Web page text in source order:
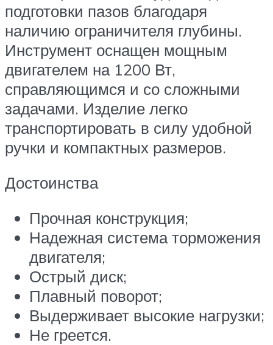
подготовки пазов благодаря
наличию ограничителя глубины.
Инструмент оснащен мощным
двигателем на 1200 Вт,
справляющимся и со сложными
задачами. Изделие легко
транспортировать в силу удобной
ручки и компактных размеров.
Достоинства
Прочная конструкция;
Надежная система торможения
двигателя;
Острый диск;
Плавный поворот;
Выдерживает высокие нагрузки;
Не греется.